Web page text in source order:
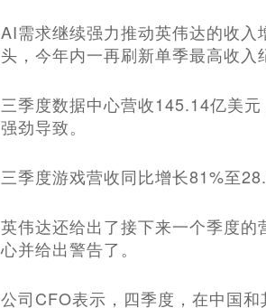
AI需求继续强力推动英伟达的收
头，今年内一再刷新单季最高收入
三季度数据中心营收145.14亿美
强劲导致。
三季度游戏营收同比增长81%至
英伟达还给出了接下来一个季度
心并给出警告了。
公司CFO表示，四季度，在中国